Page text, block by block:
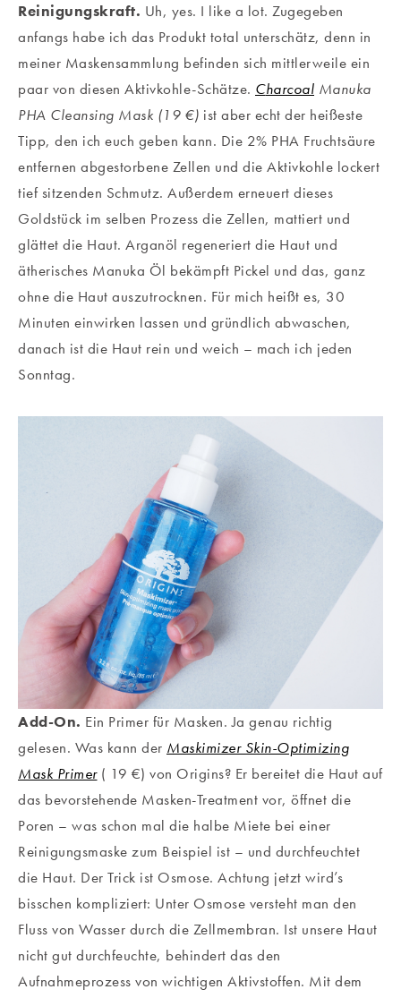
Reinigungskraft. Uh, yes. I like a lot. Zugegeben
anfangs habe ich das Produkt total unterschätz, denn in
meiner Maskensammlung befinden sich mittlerweile ein
paar von diesen Aktivkohle-Schätze. Charcoal Manuka
PHA Cleansing Mask (19 €) ist aber echt der heißeste
Tipp, den ich euch geben kann. Die 2% PHA Fruchtsäure
entfernen abgestorbene Zellen und die Aktivkohle lockert
tief sitzenden Schmutz. Außerdem erneuert dieses
Goldstück im selben Prozess die Zellen, mattiert und
glättet die Haut. Arganöl regeneriert die Haut und
ätherisches Manuka Öl bekämpft Pickel und das, ganz
ohne die Haut auszutrocknen. Für mich heißt es, 30
Minuten einwirken lassen und gründlich abwaschen,
danach ist die Haut rein und weich – mach ich jeden
Sonntag.
Add-On. Ein Primer für Masken. Ja genau richtig
gelesen. Was kann der Maskimizer Skin-Optimizing
Mask Primer( 19 €) von Origins? Er bereitet die Haut auf
das bevorstehende Masken-Treatment vor, öffnet die
Poren – was schon mal die halbe Miete bei einer
Reinigungsmaske zum Beispiel ist – und durchfeuchtet
die Haut. Der Trick ist Osmose. Achtung jetzt wird’s
bisschen kompliziert: Unter Osmose versteht man den
Fluss von Wasser durch die Zellmembran. Ist unsere Haut
nicht gut durchfeuchte, behindert das den
Aufnahmeprozess von wichtigen Aktivstoffen. Mit dem